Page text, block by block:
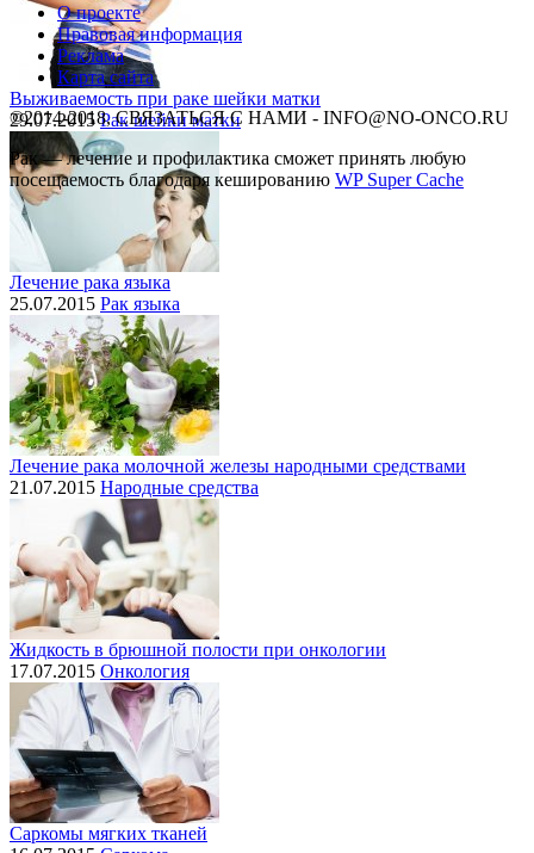
Выживаемость при раке шейки матки
29.07.2015 Рак шейки матки
Лечение рака языка
25.07.2015 Рак языка
Лечение рака молочной железы народными средствами
21.07.2015 Народные средства
Жидкость в брюшной полости при онкологии
17.07.2015 Онкология
Саркомы мягких тканей
О проекте
Правовая информация
Реклама
Карта сайта
©2014-2018, СВЯЗАТЬСЯ С НАМИ - INFO@NO-ONCO.RU
Рак — лечение и профилактика cможет принять любую
посещаемость благодаря кешированию WP Super Cache